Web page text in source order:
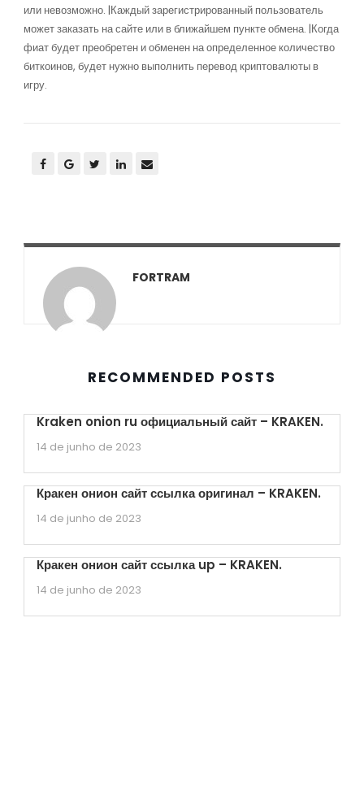
или невозможно. |Каждый зарегистрированный пользователь
может заказать на сайте или в ближайшем пункте обмена. |Когда
фиат будет преобретен и обменен на определенное количество
биткоинов, будет нужно выполнить перевод криптовалюты в
игру.
FORTRAM
RECOMMENDED POSTS
Kraken onion ru официальный сайт – KRAKEN.
14 de junho de 2023
Кракен онион сайт ссылка оригинал – KRAKEN.
14 de junho de 2023
Кракен онион сайт ссылка up – KRAKEN.
14 de junho de 2023